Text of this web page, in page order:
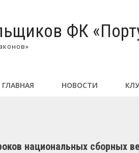
ФК
ГЛАВНАЯ НОВОСТИ
национальных сборных